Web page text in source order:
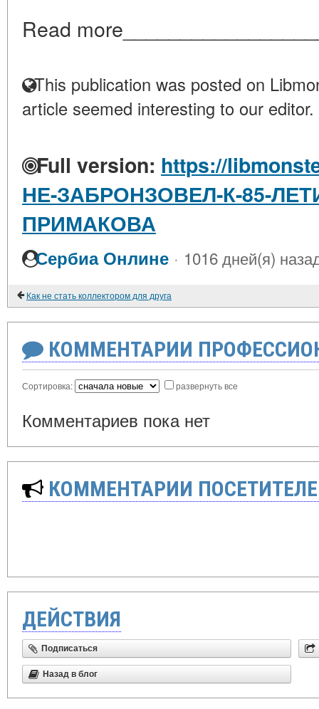
Read
This publication was posted on
article seemed interesting to our editor.
Full version: https://
НЕ-ЗАБРОНЗОВЕЛ-К-85-
ПРИМАКОВА
Сербиа Онлине · 1016 дней(я)
Как не стать коллектором для друга
КОММЕНТАРИИ
Сортировка: развернуть все
Комментариев пока нет
КОММЕНТАРИИ
ДЕЙСТВИЯ
Подписаться
Назад в блог